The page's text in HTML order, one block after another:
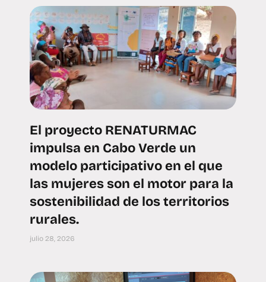
El proyecto RENATURMAC
impulsa en Cabo Verde un
modelo participativo en el que
las mujeres son el motor para la
sostenibilidad de los territorios
rurales.
julio 28, 2026